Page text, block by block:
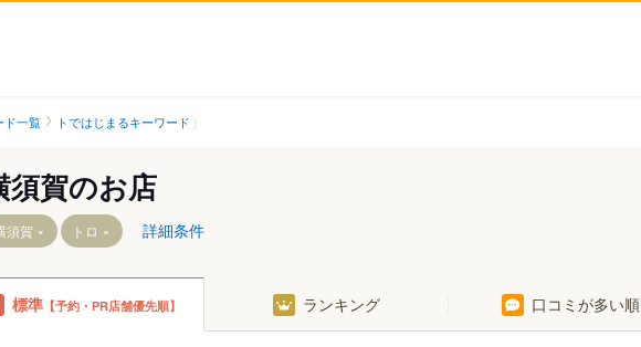
ド一覧 トではじまるキーワード
須賀のお店
須賀 トロ 詳細条件
標準 【予約・PR店舗優先順】 ランキング 口コミが多い順